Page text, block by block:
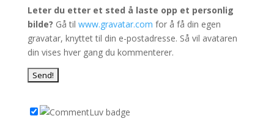
Leter du etter et sted å laste opp et personlig
bilde? Gå til www.gravatar.com for å få din egen
gravatar, knyttet til din e-postadresse. Så vil avataren
din vises hver gang du kommenterer.